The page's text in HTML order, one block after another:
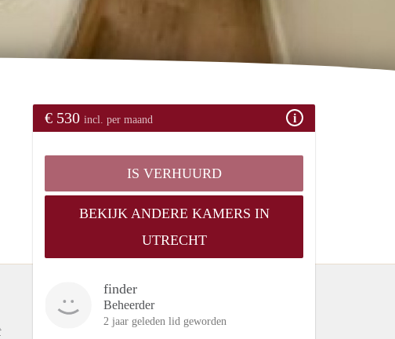
€ 530 incl. per maand
IS VERHUURD
BEKIJK ANDERE KAMERS IN
UTRECHT
finder
Beheerder
2 jaar geleden lid geworden